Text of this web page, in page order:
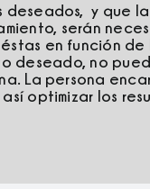
y que
serán
en función
deseado, no
La persona
optimizar los